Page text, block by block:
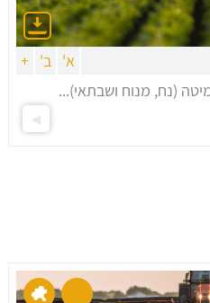
א' ב' +
(נח, מנוח ושבתאי)...